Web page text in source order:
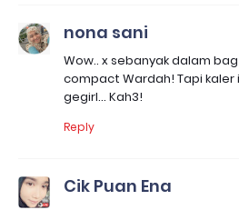
nona sani
Wow.. x sebanyak dalam
compact Wardah! Tapi kaler
gegirl... Kah3!
Reply
Cik Puan Ena